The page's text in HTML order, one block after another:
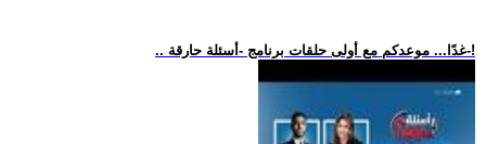
.. غدًا... موعدكم مع أولى حلقات برنامج -أسئلة حارقة-!